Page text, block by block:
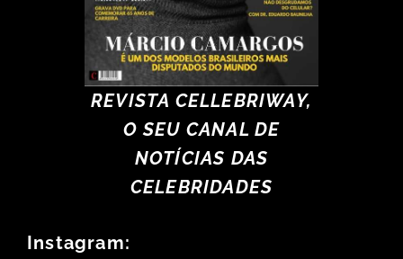
REVISTA CELLEBRIWAY,
O SEU CANAL DE
NOTÍCIAS DAS
CELEBRIDADES
Instagram: